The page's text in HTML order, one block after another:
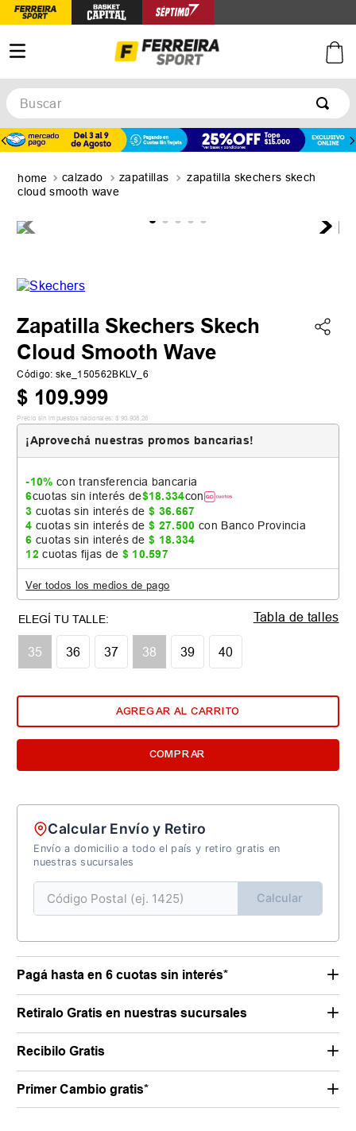
Buscar
calzado zapatillas
zapatilla skechers skech
cloud smooth wave
Zapatilla Skechers Skech
Cloud Smooth Wave
Código: ske_150562BKLV_6
$ 109.999
Precio sin impuestos nacionales: $ 90.908 ,26
¡Aprovechá nuestras promos bancarias!
-10% con transferencia bancaria
6cuotas sin interés de$18.334con
3 cuotas sin interés de$ 36.667
4 cuotas sin interés de$ 27.500 con Banco Provincia
6 cuotas sin interés de$ 18.334
12 cuotas fijas de $ 10.597
Ver todos los medios de pago
35 36 37 38 39 40
Tabla de talles
AGREGAR AL CARRITO
COMPRAR
Calcular Envío y Retiro
Envío a domicilio a todo el país y retiro gratis en
nuestras sucursales
Calcular
Pagá hasta en 6 cuotas sin interés*
Retiralo Gratis en nuestras sucursales
Recibilo Gratis
Primer Cambio gratis*
TÉRMINOS MÁS BUSCADOS
2.
zapatillas